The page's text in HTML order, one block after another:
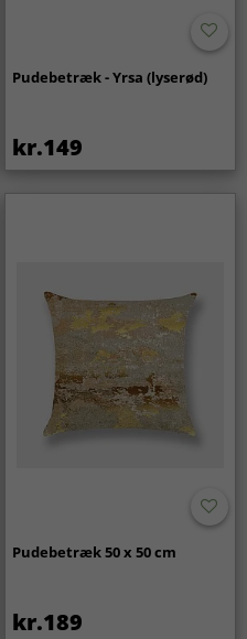
Pudebetræk - Yrsa (lyserød)
kr.149
Pudebetræk 50 x 50 cm
kr.189